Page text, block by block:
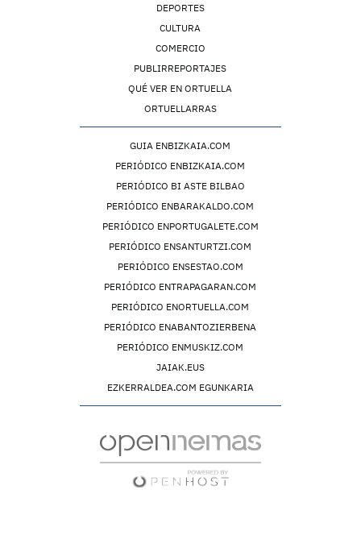
DEPORTES
CULTURA
COMERCIO
PUBLIRREPORTAJES
QUÉ VER EN ORTUELLA
ORTUELLARRAS
GUIA ENBIZKAIA.COM
PERIÓDICO ENBIZKAIA.COM
PERIÓDICO BI ASTE BILBAO
PERIÓDICO ENBARAKALDO.COM
PERIÓDICO ENPORTUGALETE.COM
PERIÓDICO ENSANTURTZI.COM
PERIÓDICO ENSESTAO.COM
PERIÓDICO ENTRAPAGARAN.COM
PERIÓDICO ENORTUELLA.COM
PERIÓDICO ENABANTOZIERBENA
PERIÓDICO ENMUSKIZ.COM
JAIAK.EUS
EZKERRALDEA.COM EGUNKARIA